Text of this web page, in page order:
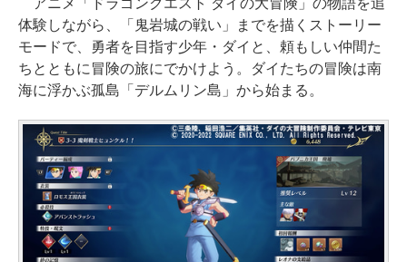
アニメ「ドラゴンクエスト ダイの大冒険」の物語を追
体験しながら、「鬼岩城の戦い」までを描くストーリー
モードで、勇者を目指す少年・ダイと、頼もしい仲間た
ちとともに冒険の旅にでかけよう。ダイたちの冒険は南
海に浮かぶ孤島「デルムリン島」から始まる。